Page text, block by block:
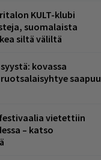
KULT-klubi
suomalaista
siltä väliltä
kovassa
saapuu
vietettiin
– katso